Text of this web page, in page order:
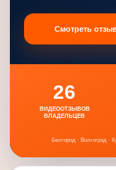
Смотреть
26
ВИДЕООТЗЫВОВ
ВЛАДЕЛЬЦЕВ
Белгород · Волгоград ·